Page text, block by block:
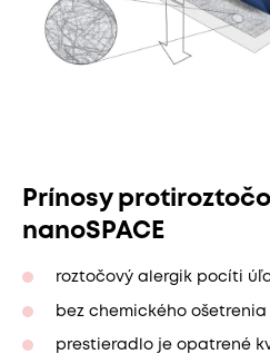
Prínosy
nanoSPACE
roztočový alergik pocíti
bez chemického ošetrenia
prestieradlo je opatrené